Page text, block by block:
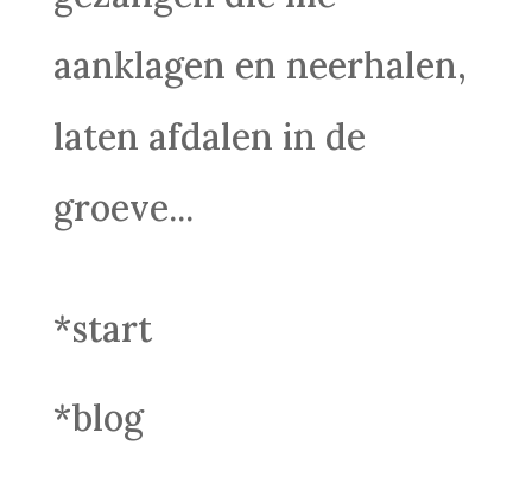
aanklagen en neerhalen,
laten afdalen in de
groeve...
*start
*blog